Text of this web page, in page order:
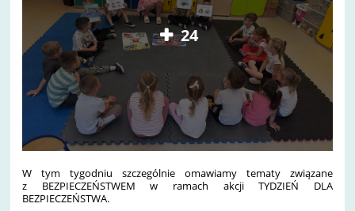
24
W tym tygodniu szczególnie omawiamy tematy związane
z BEZPIECZEŃSTWEM w ramach akcji TYDZIEŃ DLA
BEZPIECZEŃSTWA.